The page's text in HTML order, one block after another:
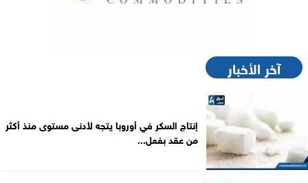
آخر الأخبار
إنتاج السكر في أوروبا يتجه لأدنى مستوى منذ أكثر
من عقد بفعل...